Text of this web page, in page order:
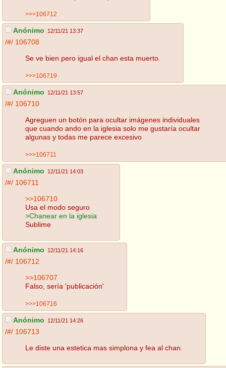
>>>106712
Anónimo 12/11/21 13:37
/#/ 106708
Se ve bien pero igual el chan esta muerto.
>>>106719
Anónimo 12/11/21 13:57
/#/ 106710
Agreguen un botón para ocultar imágenes individuales
que cuando ando en la iglesia solo me gustaría ocultar
algunas y todas me parece excesivo
>>>106711
Anónimo 12/11/21 14:03
/#/ 106711
>>106710
Usa el modo seguro
>Chanear en la iglesia
Sublime
Anónimo 12/11/21 14:16
/#/ 106712
>>106707
Falso, sería 'publicación'
>>>106716
Anónimo 12/11/21 14:26
/#/ 106713
Le diste una estetica mas simplona y fea al chan.